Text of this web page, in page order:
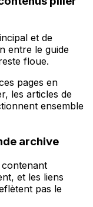
et de
entre le guide
floue.
pages en
les articles de
ensemble
archive
et les liens
pas le